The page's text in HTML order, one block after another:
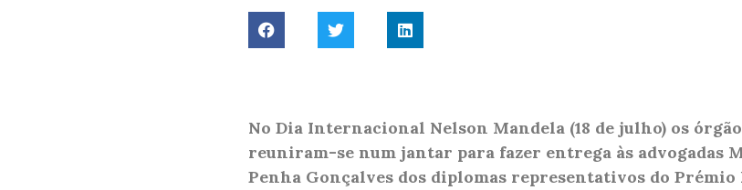
No Dia Internacional Nelson Mandela (18 de julho) os
reuniram-se num jantar para fazer entrega às advogadas
Penha Gonçalves dos diplomas representativos do Prémio